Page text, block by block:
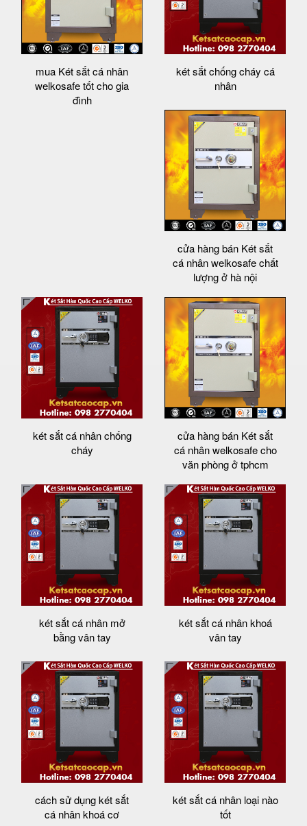
mua Két sắt cá nhân
welkosafe tốt cho gia
đình
két sắt chống cháy cá
nhân
cửa hàng bán Két sắt
cá nhân welkosafe chất
lượng ở hà nội
két sắt cá nhân chống
cháy
cửa hàng bán Két sắt
cá nhân welkosafe cho
văn phòng ở tphcm
két sắt cá nhân mở
bằng vân tay
két sắt cá nhân khoá
vân tay
cách sử dụng két sắt
cá nhân khoá cơ
két sắt cá nhân loại nào
tốt